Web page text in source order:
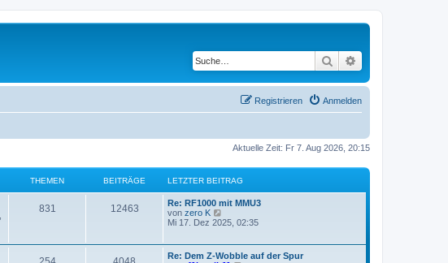
Suche
Anmelden
Registrieren
Aktuelle Zeit: Fr 7. Aug 2026, 20:15
THEMEN BEITRÄGE LETZTER BEITRAG
831 12463
Re: RF1000 mit MMU3
von zero K
e
s
t
Mi 17. Dez 2025, 02:35
Re: Dem Z-Wobble auf der Spur